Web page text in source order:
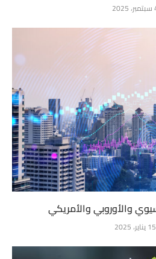
2025
والأوروبي والأمريكي
15 يناير، 2025